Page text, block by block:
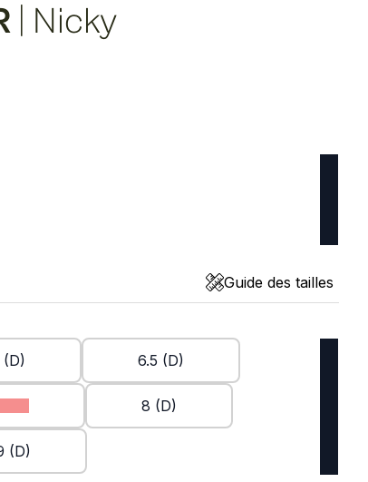
Nicky
Guide des tailles
6.5 (D)
8 (D)
(D)